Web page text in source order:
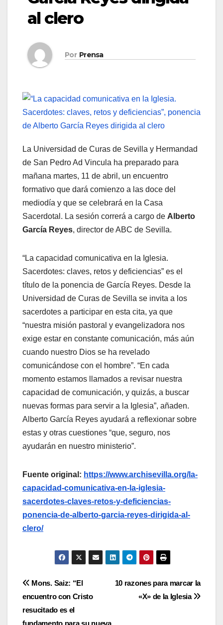
al clero
Por Prensa
La Universidad de Curas de Sevilla y Hermandad
de San Pedro Ad Vincula ha preparado para
mañana martes, 11 de abril, un encuentro
formativo que dará comienzo a las doce del
mediodía y que se celebrará en la Casa
Sacerdotal. La sesión correrá a cargo de Alberto
García Reyes, director de ABC de Sevilla.
“La capacidad comunicativa en la Iglesia.
Sacerdotes: claves, retos y deficiencias” es el
título de la ponencia de García Reyes. Desde la
Universidad de Curas de Sevilla se invita a los
sacerdotes a participar en esta cita, ya que
“nuestra misión pastoral y evangelizadora nos
exige estar en constante comunicación, más aún
cuando nuestro Dios se ha revelado
comunicándose con el hombre”. “En cada
momento estamos llamados a revisar nuestra
capacidad de comunicación, y quizás, a buscar
nuevas formas para servir a la Iglesia”, añaden.
Alberto García Reyes ayudará a reflexionar sobre
estas y otras cuestiones “que, seguro, nos
ayudarán en nuestro ministerio”.
Fuente original: https://www.archisevilla.org/la-
capacidad-comunicativa-en-la-iglesia-
sacerdotes-claves-retos-y-deficiencias-
ponencia-de-alberto-garcia-reyes-dirigida-al-
clero/
Navegación
de
10 razones para marcar la
«X» de la Iglesia
Mons. Saiz: “El
encuentro con Cristo
resucitado es el
fundamento para su nueva